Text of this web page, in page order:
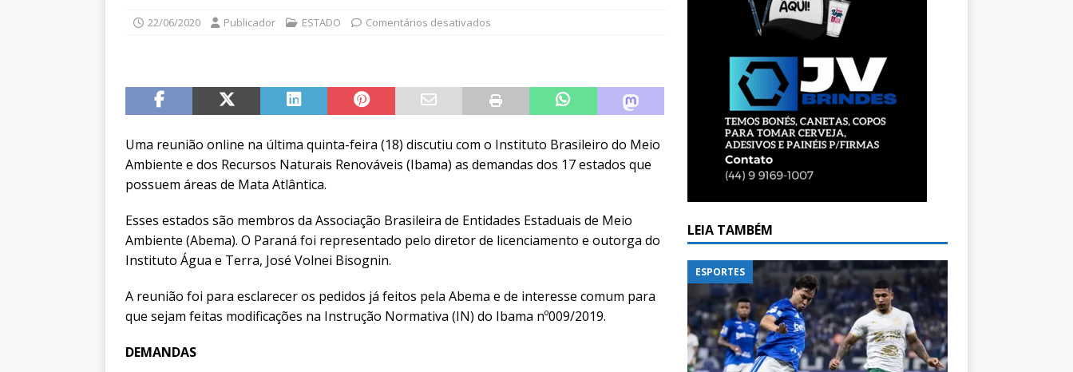
22/06/2020 Publicador ESTADO Comentários desativados
Uma reunião online na última quinta-feira (18) discutiu com o Instituto Brasileiro do Meio
Ambiente e dos Recursos Naturais Renováveis (Ibama) as demandas dos 17 estados que
possuem áreas de Mata Atlântica.
Esses estados são membros da Associação Brasileira de Entidades Estaduais de Meio
Ambiente (Abema). O Paraná foi representado pelo diretor de licenciamento e outorga do
Instituto Água e Terra, José Volnei Bisognin.
A reunião foi para esclarecer os pedidos já feitos pela Abema e de interesse comum para
que sejam feitas modificações na Instrução Normativa (IN) do Ibama nº009/2019.
DEMANDAS
LEIA TAMBÉM
ESPORTES